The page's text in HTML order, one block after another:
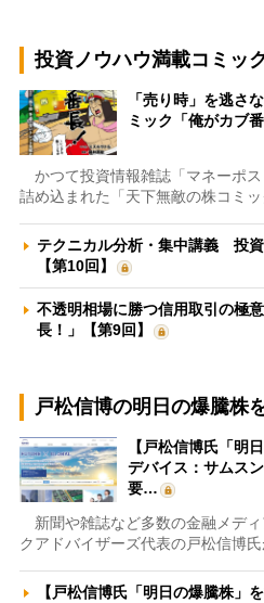
投資ノウハウ満載コミッ
「売り時」を逃さ
ミック「俺がカブ
かつて投資情報雑誌「マネーポ
詰め込まれた「天下無敵の株コミ
テクニカル分析・集中講義 投資
【第10回】
不透明相場に勝つ信用取引の極
長！」【第9回】
戸松信博の明日の爆騰株
【戸松信博氏「明
デバイス：サムス
要…
新聞や雑誌など多数の金融メデ
クアドバイザーズ代表の戸松信博
【戸松信博氏「明日の爆騰株」